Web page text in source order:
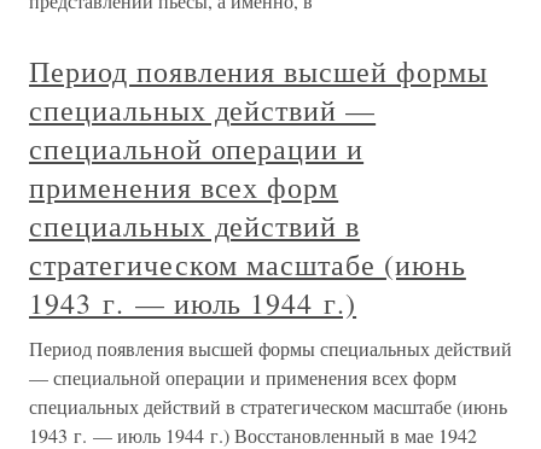
Период появления высшей формы
специальных действий —
специальной операции и
применения всех форм
специальных действий в
стратегическом масштабе (июнь
1943 г. — июль 1944 г.)
Период появления высшей формы специальных действий
— специальной операции и применения всех форм
специальных действий в стратегическом масштабе (июнь
1943 г. — июль 1944 г.) Восстановленный в мае 1942